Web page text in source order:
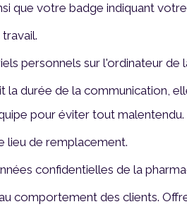
que votre badge indiquant
personnels sur l'ordinateur de
la durée de la communication,
pour éviter tout malentendu.
lieu de remplacement.
confidentielles de la
comportement des clients.